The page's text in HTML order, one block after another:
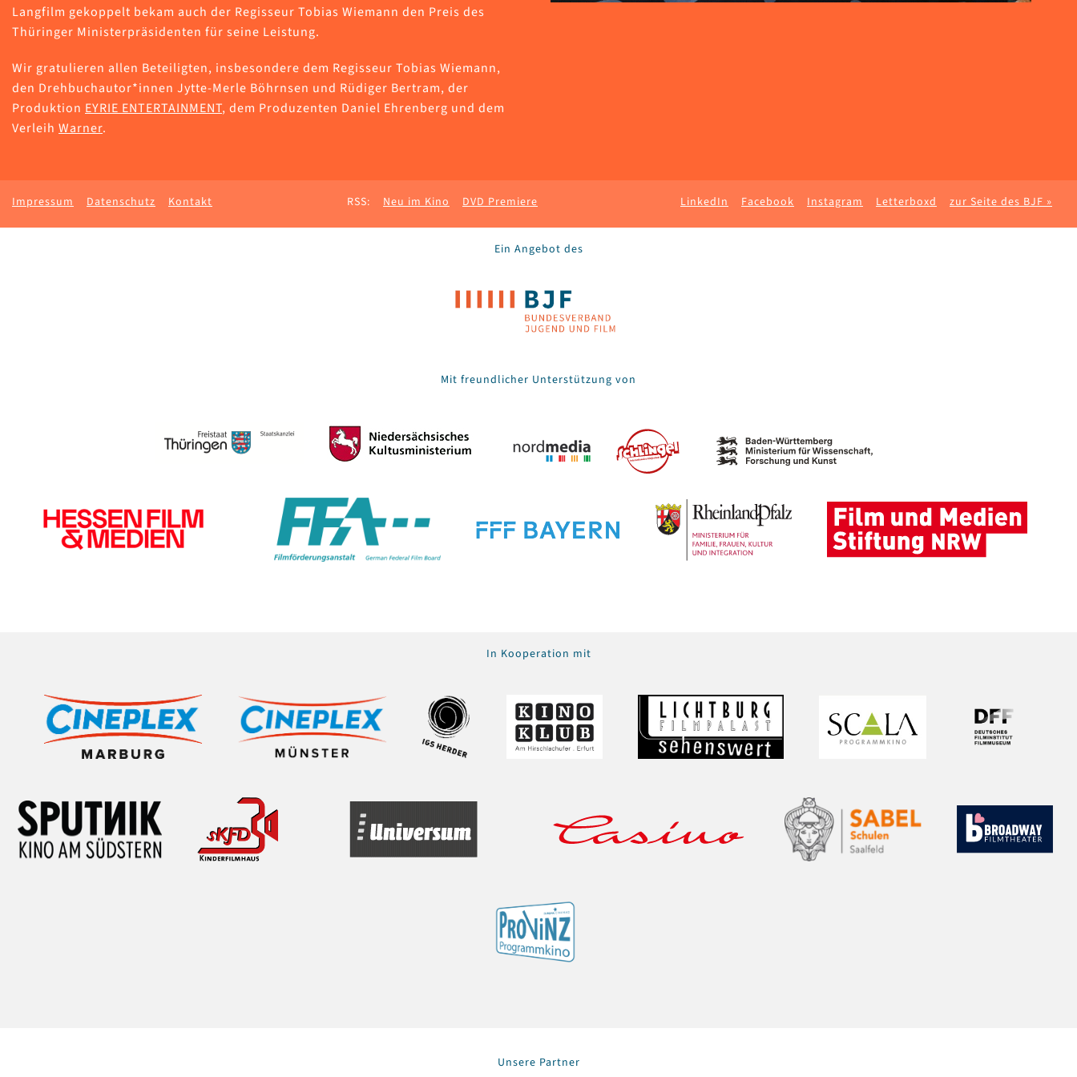
Langfilm gekoppelt bekam auch der Regisseur Tobias Wiemann den Preis des
Thüringer Ministerpräsidenten für seine Leistung.
Wir gratulieren allen Beteiligten, insbesondere dem Regisseur Tobias Wiemann,
den Drehbuchautor*innen Jytte-Merle Böhrnsen und Rüdiger Bertram, der
Produktion EYRIE ENTERTAINMENT, dem Produzenten Daniel Ehrenberg und dem
Verleih Warner.
Impressum Datenschutz Kontakt RSS: Neu im Kino DVD Premiere LinkedIn Facebook Instagram Letterboxd zur Seite des BJF »
Ein Angebot des
Mit freundlicher Unterstützung von
In Kooperation mit
Unsere Partner